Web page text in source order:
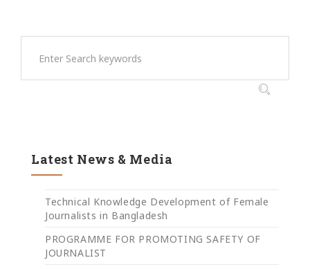
Latest News & Media
Technical Knowledge Development of Female
Journalists in Bangladesh
PROGRAMME FOR PROMOTING SAFETY OF
JOURNALIST